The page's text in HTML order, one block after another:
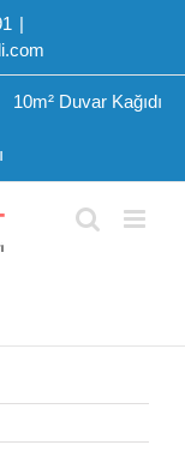
|
10m² Duvar Kağıdı